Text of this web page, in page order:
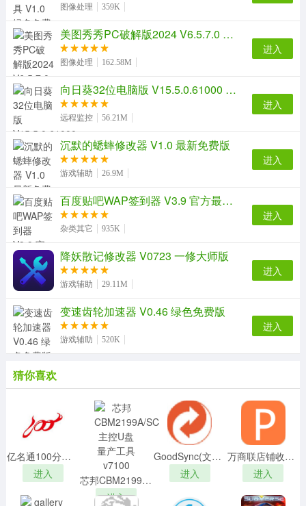
图像处理 359K
美图秀秀PC破解版2024 V6.5.7.0 吾爱破解版
图像处理 162.58M
进入
向日葵32位电脑版 V15.5.0.61000 PC客户端
远程监控 56.21M
进入
沉默的蟋蟀修改器 V1.0 最新免费版
游戏辅助 26.9M
进入
百度贴吧WAP签到器 V3.9 官方最新版
杂类其它 935K
进入
降妖散记修改器 V0723 一修大师版
游戏辅助 29.11M
进入
变速齿轮加速器 V0.46 绿色免费版
游戏辅助 520K
进入
猜你喜欢
亿名通100分宝宝取名软件v3.0.0免费版
进入
芯邦CBM2199A/SC主控U盘量产工具v7100
进入
GoodSync(文件同步软件)v11.2.8.8中文版
进入
万商联店铺收银系统v2021破解版
进入